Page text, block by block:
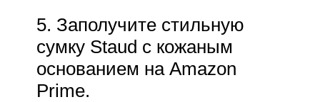
5. Заполучите стильную
сумку Staud с кожаным
основанием на Amazon
Prime.